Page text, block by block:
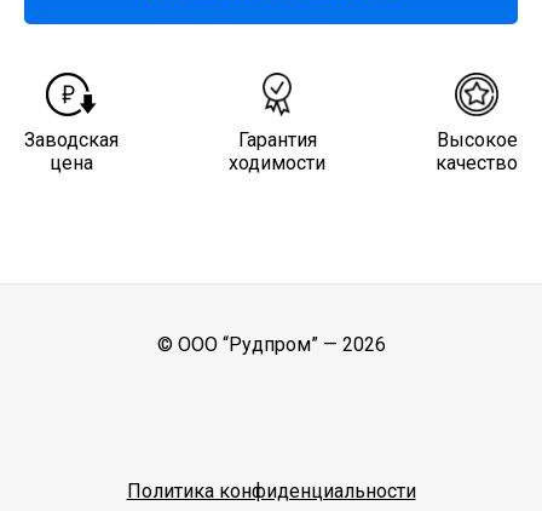
Заводская
цена
Гарантия
ходимости
Высокое
качество
© ООО “Рудпром” — 2026
Политика конфиденциальности